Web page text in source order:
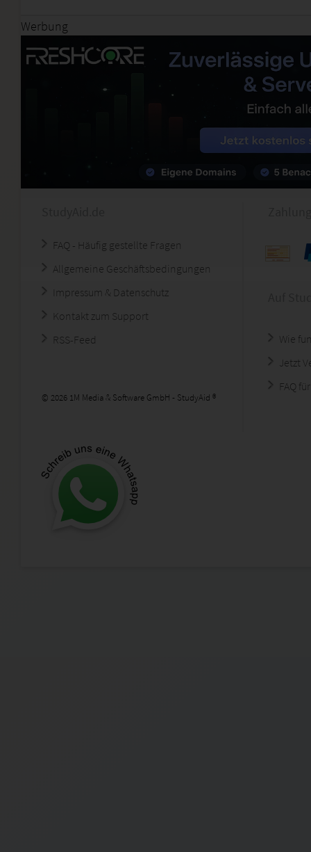
Werbung
FAQ - Häufig gestellte Fragen
Allgemeine Geschäftsbedingungen
Impressum & Datenschutz
Kontakt zum Support
RSS-Feed
© 2026 1M Media & Software GmbH - StudyAid ®
Wie
Jetzt
FAQ